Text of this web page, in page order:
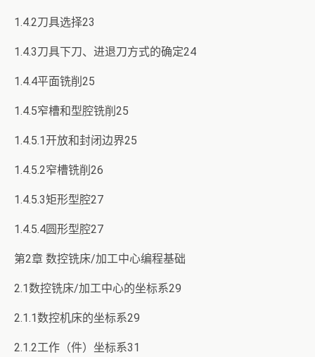
1.4.2刀具选择23
1.4.3刀具下刀、进退刀方式的确定24
1.4.4平面铣削25
1.4.5窄槽和型腔铣削25
1.4.5.1开放和封闭边界25
1.4.5.2窄槽铣削26
1.4.5.3矩形型腔27
1.4.5.4圆形型腔27
第2章 数控铣床/加工中心编程基础
2.1数控铣床/加工中心的坐标系29
2.1.1数控机床的坐标系29
2.1.2工作（件）坐标系31